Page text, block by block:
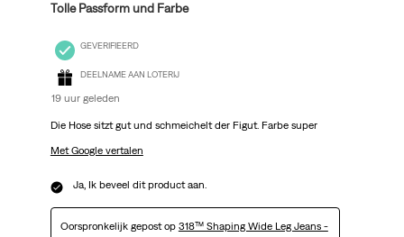
Tolle Passform und Farbe
GEVERIFIEERD
DEELNAME AAN LOTERIJ
19 uur geleden
Die Hose sitzt gut und schmeichelt der Figut. Farbe super
Met Google vertalen
Ja, Ik beveel dit product aan.
Oorspronkelijk gepost op 318™ Shaping Wide Leg Jeans -